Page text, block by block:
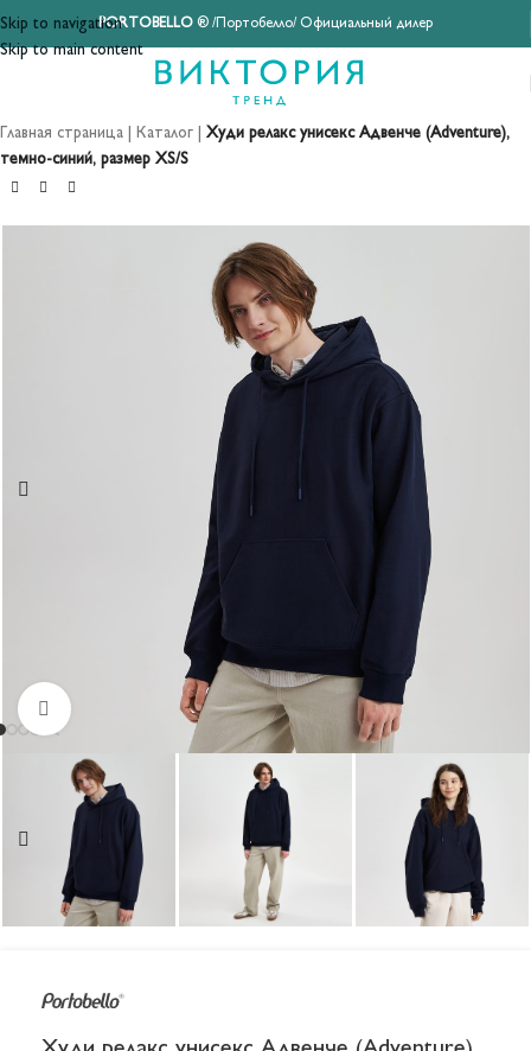
Skip to navigation
Skip to main content
PORTOBELLO® /Портобелло/ Официальный дилер
Главная страница Каталог
Худи релакс унисекс Адвенче (Adventure),
темно-синий, размер XS/S